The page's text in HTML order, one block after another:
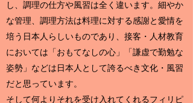
し、調理の仕方や風習は全く違います。細やか
な管理、調理方法は料理に対する感謝と愛情を
培う日本人らしいものであり、接客・人材教育
においては「おもてなしの心」「謙虚で勤勉な
姿勢」などは日本人として誇るべき文化・風習
だと思っています。
そして何よりそれを受け入れてくれるフィリピ